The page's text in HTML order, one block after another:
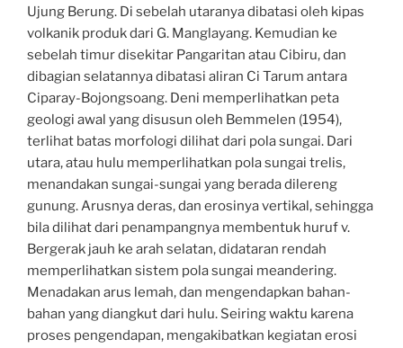
Ujung Berung. Di sebelah utaranya dibatasi oleh kipas
volkanik produk dari G. Manglayang. Kemudian ke
sebelah timur disekitar Pangaritan atau Cibiru, dan
dibagian selatannya dibatasi aliran Ci Tarum antara
Ciparay-Bojongsoang. Deni memperlihatkan peta
geologi awal yang disusun oleh Bemmelen (1954),
terlihat batas morfologi dilihat dari pola sungai. Dari
utara, atau hulu memperlihatkan pola sungai trelis,
menandakan sungai-sungai yang berada dilereng
gunung. Arusnya deras, dan erosinya vertikal, sehingga
bila dilihat dari penampangnya membentuk huruf v.
Bergerak jauh ke arah selatan, didataran rendah
memperlihatkan sistem pola sungai meandering.
Menadakan arus lemah, dan mengendapkan bahan-
bahan yang diangkut dari hulu. Seiring waktu karena
proses pengendapan, mengakibatkan kegiatan erosi